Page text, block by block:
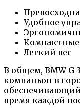
Удобное
Легкий вес
В общем, BMW G
компаньон в
время каждой